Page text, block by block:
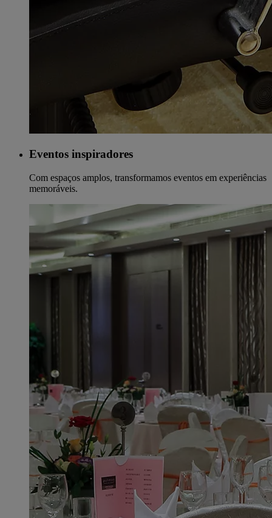
Eventos inspiradores
Com espaços amplos, transformamos eventos em experiências
memoráveis.